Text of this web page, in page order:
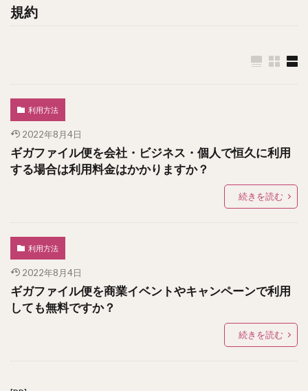
規約
利用方法
2022年8月4日
ギガファイル便を会社・ビジネス・個人で恒久に利用
する場合は利用料金はかかりますか？
続きを読む
利用方法
2022年8月4日
ギガファイル便を商業イベントやキャンペーンで利用
しても無料ですか？
続きを読む